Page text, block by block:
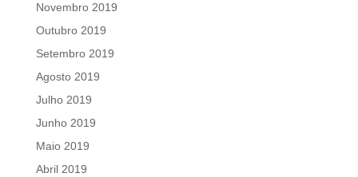
Novembro 2019
Outubro 2019
Setembro 2019
Agosto 2019
Julho 2019
Junho 2019
Maio 2019
Abril 2019